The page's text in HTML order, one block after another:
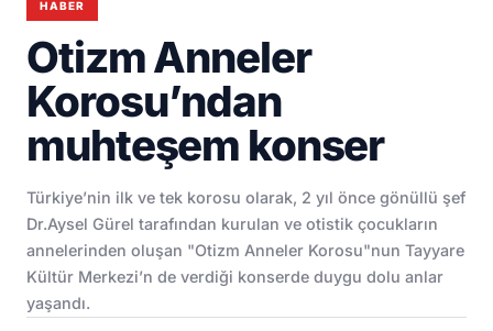
HABER
Otizm Anneler
Korosu’ndan
muhteşem konser
Türkiye’nin ilk ve tek korosu olarak, 2 yıl önce gönüllü şef
Dr.Aysel Gürel tarafından kurulan ve otistik çocukların
annelerinden oluşan "Otizm Anneler Korosu"nun Tayyare
Kültür Merkezi’n de verdiği konserde duygu dolu anlar
yaşandı.